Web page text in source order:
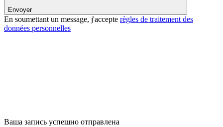
Envoyer
En soumettant un message, j'accepte règles de traitement des
données personnelles
Ваша запись успешно отправлена